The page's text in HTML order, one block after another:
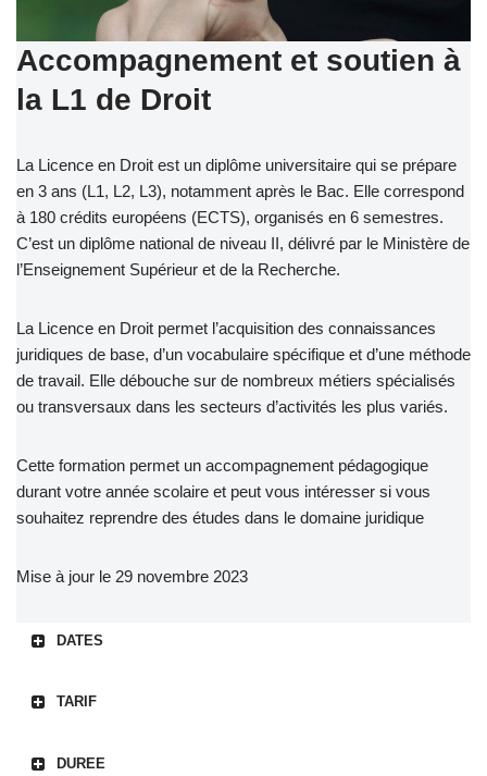
Accompagnement et soutien à
la L1 de Droit
La Licence en Droit est un diplôme universitaire qui se prépare
en 3 ans (L1, L2, L3), notamment après le Bac. Elle correspond
à 180 crédits européens (ECTS), organisés en 6 semestres.
C’est un diplôme national de niveau II, délivré par le Ministère de
l’Enseignement Supérieur et de la Recherche.
La Licence en Droit permet l’acquisition des connaissances
juridiques de base, d’un vocabulaire spécifique et d’une méthode
de travail. Elle débouche sur de nombreux métiers spécialisés
ou transversaux dans les secteurs d’activités les plus variés.
Cette formation permet un accompagnement pédagogique
durant votre année scolaire et peut vous intéresser si vous
souhaitez reprendre des études dans le domaine juridique
Mise à jour le 29 novembre 2023
DATES
TARIF
DUREE